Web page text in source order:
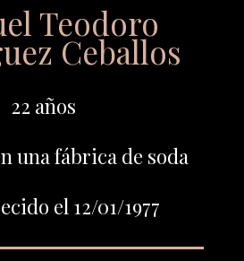
Teodoro
Ceballos
22 años
una fábrica de soda
el 12/01/1977